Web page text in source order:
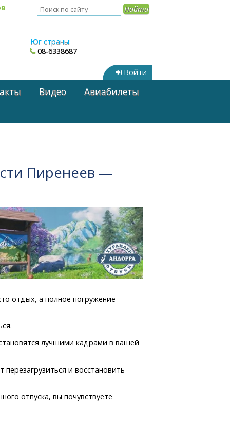
Юг страны:
08-6338687
Войти
Видео Авиабилеты
Пиренеев —
отдых, а полное погружение
лучшими кадрами в вашей
и восстановить
отпуска, вы почувствуете